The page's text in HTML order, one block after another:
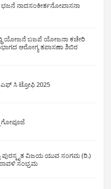
ನಾದಸಂಕೀರ್ತನೋಪಾಸನಾ
ಯೋಜನೆ ಬಜಪೆ ಯೋಜನಾ ಕಚೇರಿ
ಆರೋಗ್ಯ ತಪಾಸಣಾ ಶಿಬಿರ
ಸಿ ಟ್ರೋಫಿ 2025
ಗೋಪೂಜೆ
ಪುರಸ್ಕೃತ ವಿಜಯ ಯುವ ಸಂಗಮ (ರಿ.)
ಸಂಭ್ರಮ